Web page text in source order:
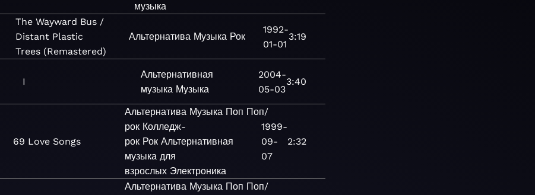
музыка
The Wayward Bus /
Distant Plastic
Trees (Remastered)
Альтернатива Музыка Рок
1992-
01-01
3:19
I
Альтернативная
музыка Музыка
2004-
05-03
3:40
69 Love Songs
Альтернатива Музыка Поп Поп/
рок Колледж-
рок Рок Альтернативная
музыка для
взрослых Электроника
1999-
09-
07
2:32
Альтернатива Музыка Поп Поп/